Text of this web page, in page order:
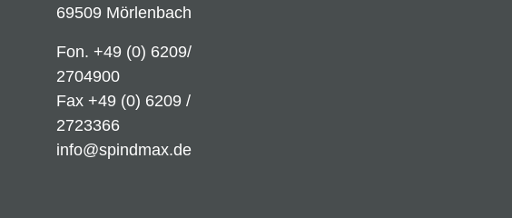
69509 Mörlenbach
Fon. +49 (0) 6209/
2704900
Fax +49 (0) 6209 /
2723366
info@spindmax.de